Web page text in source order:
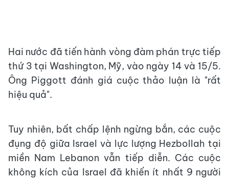
Hai nước đã tiến hành vòng đàm phán trực tiếp
thứ 3 tại Washington, Mỹ, vào ngày 14 và 15/5.
Ông Piggott đánh giá cuộc thảo luận là "rất
hiệu quả".
Tuy nhiên, bất chấp lệnh ngừng bắn, các cuộc
đụng độ giữa Israel và lực lượng Hezbollah tại
miền Nam Lebanon vẫn tiếp diễn. Các cuộc
không kích của Israel đã khiến ít nhất 9 người